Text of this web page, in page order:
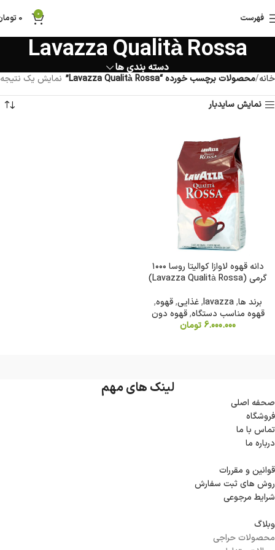
فهرست 0
0
Lavazza Qualità Rossa
دسته بندی ها
خانه محصولات برچسب خورده “Lavazza Qualità Rossa”
نمایش یک نتیجه
نمایش سایدبار
دانه قهوه لاوازا کوالیتا روسا ۱۰۰۰
گرمی (Lavazza Qualità Rossa)
برند ها,
lavazza
,غذایی,قهوه,
قهوه مناسب دستگاه,قهوه دون
6.000.000 تومان
لینک های مهم
صحفه اصلی
فروشگاه
تماس با ما
درباره ما
قوانین و مقررات
روش های ثبت سفارش
شرایط مرجوعی
وبلاگ
محصولات حراجی